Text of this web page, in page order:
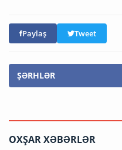
Paylaş Tweet
ŞƏRHLƏR
OXŞAR XƏBƏRLƏR